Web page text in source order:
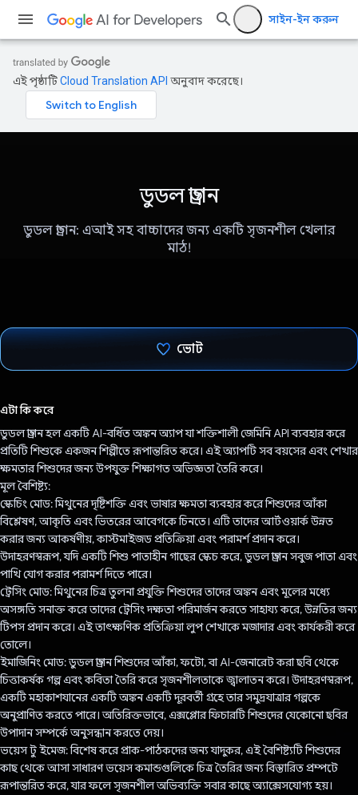
সাইন-ইন করুন
এই পৃষ্ঠাটিCloud Translation API অনুবাদ করেছে।
ডুডল ড্রাগন
ডুডল ড্রাগন: এআই সহ বাচ্চাদের জন্য একটি সৃজনশীল খেলার
মাঠ!
ভোট
এটা কি করে
ডুডল ড্রাগন হল একটি AI-বর্ধিত অঙ্কন অ্যাপ যা শক্তিশালী জেমিনি API ব্যবহার করে
প্রতিটি শিশুকে একজন শিল্পীতে রূপান্তরিত করে। এই অ্যাপটি সব বয়সের এবং শেখার
ক্ষমতার শিশুদের জন্য উপযুক্ত শিক্ষাগত অভিজ্ঞতা তৈরি করে।
মূল বৈশিষ্ট্য:
স্কেচিং মোড: মিথুনের দৃষ্টিশক্তি এবং ভাষার ক্ষমতা ব্যবহার করে শিশুদের আঁকা
বিশ্লেষণ, আকৃতি এবং ভিতরের আবেগকে চিনতে। এটি তাদের আর্টওয়ার্ক উন্নত
করার জন্য আকর্ষণীয়, কাস্টমাইজড প্রতিক্রিয়া এবং পরামর্শ প্রদান করে।
উদাহরণস্বরূপ, যদি একটি শিশু পাতাহীন গাছের স্কেচ করে, ডুডল ড্রাগন সবুজ পাতা এবং
পাখি যোগ করার পরামর্শ দিতে পারে।
ট্রেসিং মোড: মিথুনের চিত্র তুলনা প্রযুক্তি শিশুদের তাদের অঙ্কন এবং মূলের মধ্যে
অসঙ্গতি সনাক্ত করে তাদের ট্রেসিং দক্ষতা পরিমার্জন করতে সাহায্য করে, উন্নতির জন্য
টিপস প্রদান করে। এই তাৎক্ষণিক প্রতিক্রিয়া লুপ শেখাকে মজাদার এবং কার্যকরী করে
তোলে।
ইমাজিনিং মোড: ডুডল ড্রাগন শিশুদের আঁকা, ফটো, বা AI-জেনারেট করা ছবি থেকে
চিত্তাকর্ষক গল্প এবং কবিতা তৈরি করে সৃজনশীলতাকে জ্বালাতন করে। উদাহরণস্বরূপ,
একটি মহাকাশযানের একটি অঙ্কন একটি দূরবর্তী গ্রহে তার সমুদ্রযাত্রার গল্পকে
অনুপ্রাণিত করতে পারে। অতিরিক্তভাবে, এক্সপ্লোর ফিচারটি শিশুদের যেকোনো ছবির
উপাদান সম্পর্কে অনুসন্ধান করতে দেয়।
ভয়েস টু ইমেজ: বিশেষ করে প্রাক-পাঠকদের জন্য যাদুকর, এই বৈশিষ্ট্যটি শিশুদের
কাছ থেকে আসা সাধারণ ভয়েস কমান্ডগুলিকে চিত্র তৈরির জন্য বিস্তারিত প্রম্পটে
রূপান্তরিত করে, যার ফলে সৃজনশীল অভিব্যক্তি সবার কাছে অ্যাক্সেসযোগ্য হয়।